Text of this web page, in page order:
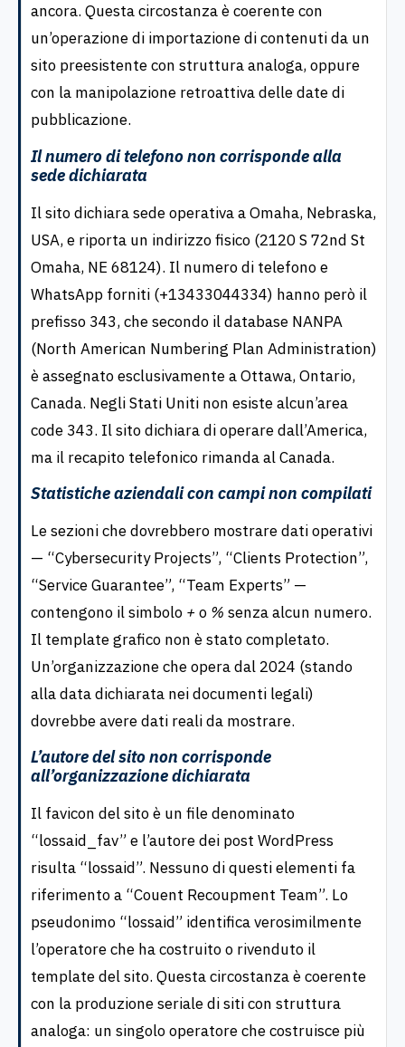
ancora. Questa circostanza è coerente con
un’operazione di importazione di contenuti da un
sito preesistente con struttura analoga, oppure
con la manipolazione retroattiva delle date di
pubblicazione.
Il numero di telefono non corrisponde alla
sede dichiarata
Il sito dichiara sede operativa a Omaha, Nebraska,
USA, e riporta un indirizzo fisico (2120 S 72nd St
Omaha, NE 68124). Il numero di telefono e
WhatsApp forniti (+13433044334) hanno però il
prefisso 343, che secondo il database NANPA
(North American Numbering Plan Administration)
è assegnato esclusivamente a Ottawa, Ontario,
Canada. Negli Stati Uniti non esiste alcun’area
code 343. Il sito dichiara di operare dall’America,
ma il recapito telefonico rimanda al Canada.
Statistiche aziendali con campi non compilati
Le sezioni che dovrebbero mostrare dati operativi
— “Cybersecurity Projects”, “Clients Protection”,
“Service Guarantee”, “Team Experts” —
contengono il simbolo +o % senza alcun numero.
Il template grafico non è stato completato.
Un’organizzazione che opera dal 2024 (stando
alla data dichiarata nei documenti legali)
dovrebbe avere dati reali da mostrare.
L’autore del sito non corrisponde
all’organizzazione dichiarata
Il favicon del sito è un file denominato
“lossaid_fav” e l’autore dei post WordPress
risulta “lossaid”. Nessuno di questi elementi fa
riferimento a “Couent Recoupment Team”. Lo
pseudonimo “lossaid” identifica verosimilmente
l’operatore che ha costruito o rivenduto il
template del sito. Questa circostanza è coerente
con la produzione seriale di siti con struttura
analoga: un singolo operatore che costruisce più